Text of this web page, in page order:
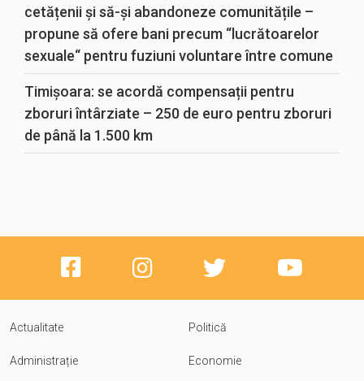
cetățenii și să-și abandoneze comunitățile –
propune să ofere bani precum “lucrătoarelor
sexuale“ pentru fuziuni voluntare între comune
Timișoara: se acordă compensații pentru
zboruri întârziate – 250 de euro pentru zboruri
de până la 1.500 km
Actualitate Politică
Administrație Economie